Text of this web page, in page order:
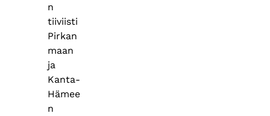
n
tiiviisti
Pirkan
maan
ja
Kanta-
Hämee
n